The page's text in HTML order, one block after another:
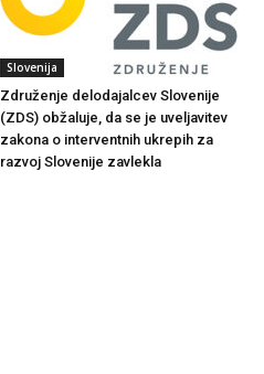
Slovenija
Združenje delodajalcev Slovenije
(ZDS) obžaluje, da se je uveljavitev
zakona o interventnih ukrepih za
razvoj Slovenije zavlekla